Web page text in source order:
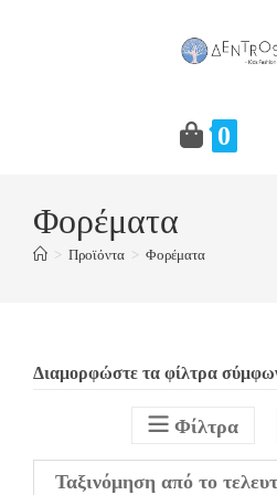
0
Φορέματα
> Προϊόντα > Φορέματα
Διαμορφώστε τα φίλτρα
Φίλτρα